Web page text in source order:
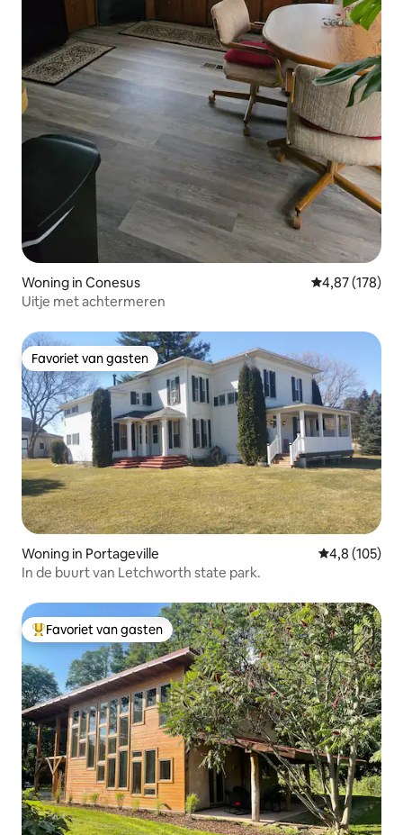
Woning in Conesus Gemiddelde
4,87 (178)
Uitje met achtermeren
Favoriet van gasten
Favoriet van gasten
Woning in Portageville Gemiddelde
4,8 (105)
In de buurt van Letchworth state park.
Topfavoriet van gasten
Favoriet van gasten